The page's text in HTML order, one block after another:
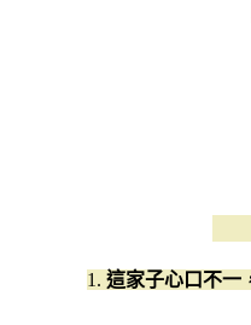
1. 這家子心口不一